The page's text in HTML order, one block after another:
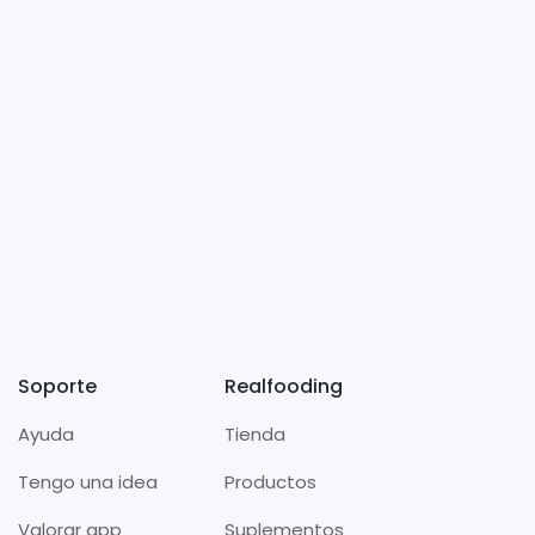
Soporte
Ayuda
Tengo una idea
Valorar app
Realfooding
Tienda
Productos
Suplementos